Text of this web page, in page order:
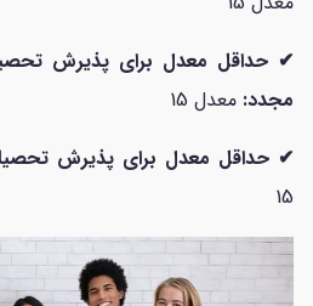
✔ حداقل معدل برای پذیرش
مجدد: معدل 15
✔ حداقل معدل برای پذیرش
15